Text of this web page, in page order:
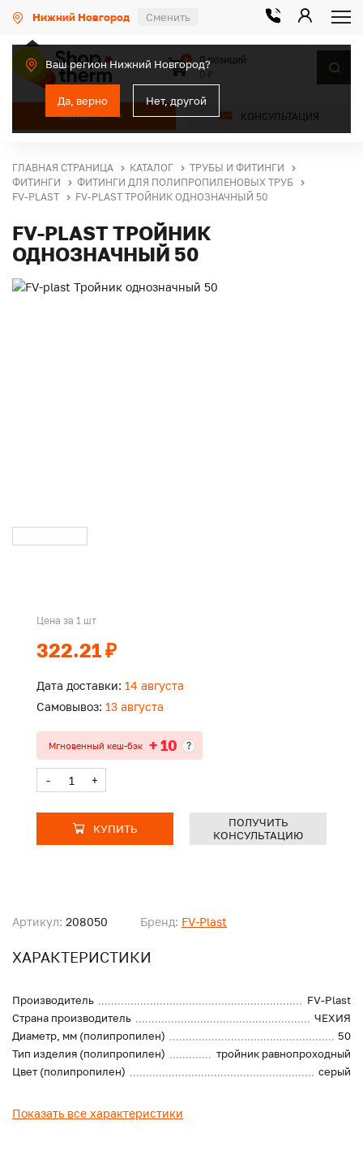
Нижний Новгород Сменить
Ваш регион Нижний Новгород?
Да, верно Нет, другой
КАТАЛОГ КОНСУЛЬТАЦИЯ
0
0 позиций
ГЛАВНАЯ СТРАНИЦА КАТАЛОГ
ТРУБЫ И ФИТИНГИ
ФИТИНГИ
ФИТИНГИ ДЛЯ ПОЛИПРОПИЛЕНОВЫХ ТРУБ
FV-PLAST
FV-PLAST ТРОЙНИК ОДНОЗНАЧНЫЙ 50
FV-PLAST ТРОЙНИК
ОДНОЗНАЧНЫЙ 50
Артикул: 208050 Бренд: FV-Plast
ХАРАКТЕРИСТИКИ
Производитель
FV-Plast
Страна производитель
ЧЕХИЯ
Диаметр, мм (полипропилен)
50
Тип изделия (полипропилен)
тройник равнопроходный
Цвет (полипропилен)
серый
Показать все характеристики
Цена за 1 шт
322.21 ₽
Дата доставки: 14 августа
Самовывоз: 13 августа
Мгновенный кеш-бэк + 10 ?
- +
КУПИТЬ
ПОЛУЧИТЬ
КОНСУЛЬТАЦИЮ